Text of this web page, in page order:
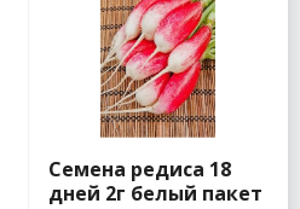
Семена редиса 18
дней 2г белый пакет